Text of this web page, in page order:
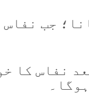
جب
نفاس کا